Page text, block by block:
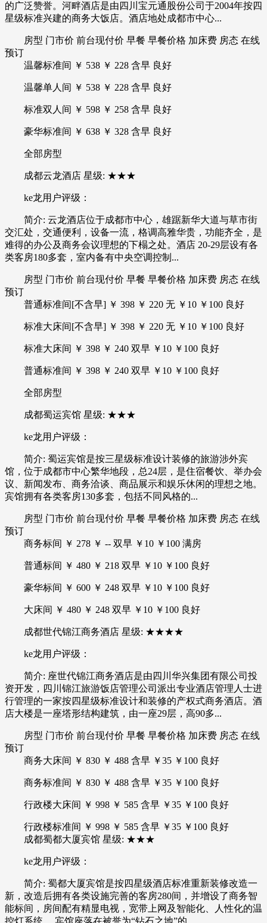
的广泛赞誉。河畔酒店是由四川宝元通股份公司于2004年按四
星级标准兴建的商务大饭店。酒店地处成都市中心...
房型 门市价 前台现付价 早餐 早餐价格 加床费 房态 在线
预订
温馨标准间 ￥ 538 ￥ 228 含早 良好
温馨单人间 ￥ 538 ￥ 228 含早 良好
标准双人间 ￥ 598 ￥ 258 含早 良好
豪华标准间 ￥ 638 ￥ 328 含早 良好
全部房型
成都云龙酒店 星级: ★★★
ke龙用户评级：
简介: 云龙酒店位于成都市中心，雄踞新华大道与草市街
交汇处，交通便利，设备一流，格调高雅华贵，功能齐全，是
难得的办公及商务会议理想的下榻之处。酒店 20-29层设有各
类客房180多套，室内备有中央空调控制...
房型 门市价 前台现付价 早餐 早餐价格 加床费 房态 在线
预订
普通标准间[不含早] ￥ 398 ￥ 220 无 ￥10 ￥100 良好
标准大床间[不含早] ￥ 398 ￥ 220 无 ￥10 ￥100 良好
标准大床间 ￥ 398 ￥ 240 双早 ￥10 ￥100 良好
普通标准间 ￥ 398 ￥ 240 双早 ￥10 ￥100 良好
全部房型
成都蜀运宾馆 星级: ★★★
ke龙用户评级：
简介: 蜀运宾馆是按三星级标准设计装修的旅游涉外宾
馆，位于成都市中心繁华地段，总24层，是住宿餐饮、举办会
议、新闻发布、商务洽谈、商品展示和娱乐休闲的理想之地。
宾馆拥有各类客房130多套，包括不同风格的...
房型 门市价 前台现付价 早餐 早餐价格 加床费 房态 在线
预订
商务标间 ￥ 278 ￥ -- 双早 ￥10 ￥100 满房
普通标间 ￥ 480 ￥ 218 双早 ￥10 ￥100 良好
豪华标间 ￥ 600 ￥ 248 双早 ￥10 ￥100 良好
大床间 ￥ 480 ￥ 248 双早 ￥10 ￥100 良好
成都世代锦江商务酒店 星级: ★★★★
ke龙用户评级：
简介: 座世代锦江商务酒店是由四川华兴集团有限公司投
资开发，四川锦江旅游饭店管理公司派出专业酒店管理人士进
行管理的一家按四星级标准设计和装修的产权式商务酒店。酒
店大楼是一座塔形结构建筑，由一座29层，高90多...
房型 门市价 前台现付价 早餐 早餐价格 加床费 房态 在线
预订
商务大床间 ￥ 830 ￥ 488 含早 ￥35 ￥100 良好
商务标准间 ￥ 830 ￥ 488 含早 ￥35 ￥100 良好
行政楼大床间 ￥ 998 ￥ 585 含早 ￥35 ￥100 良好
行政楼标准间 ￥ 998 ￥ 585 含早 ￥35 ￥100 良好
成都蜀都大厦宾馆 星级: ★★★
ke龙用户评级：
简介: 蜀都大厦宾馆是按四星级酒店标准重新装修改造一
新，改造后拥有各类设施完善的客房280间，并增设了商务智
能标间，房间配有精显电视，宽带上网及智能化、人性化的温